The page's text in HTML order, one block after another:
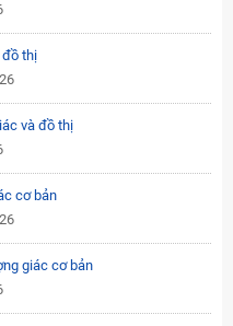
đồ thị
và đồ thị
cơ bản
giác cơ bản